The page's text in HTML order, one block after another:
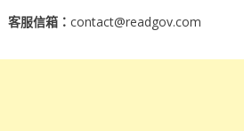
客服信箱： contact@readgov.com